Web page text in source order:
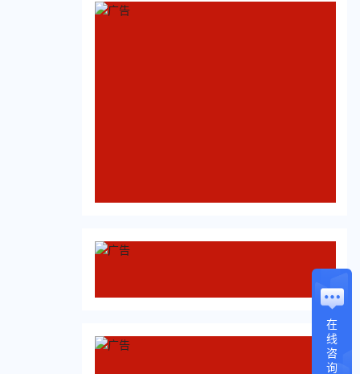
在
线
咨
询